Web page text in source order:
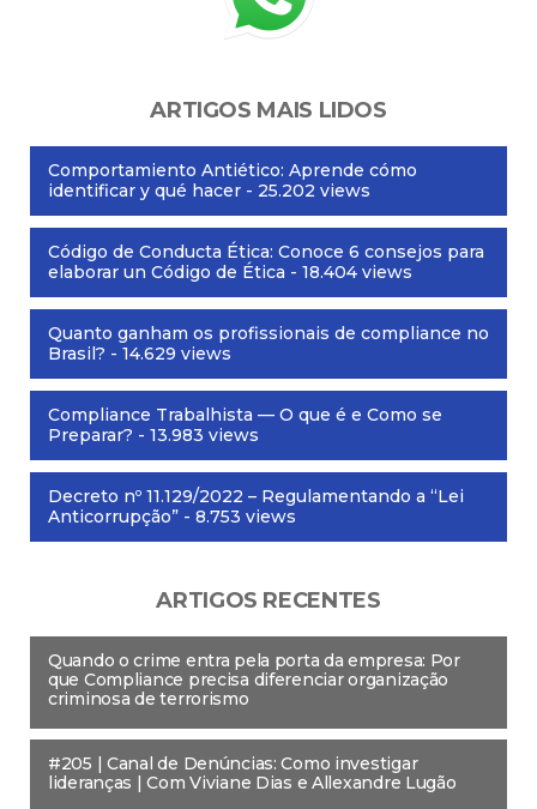
ARTIGOS MAIS LIDOS
Comportamiento Antiético: Aprende cómo
identificar y qué hacer - 25.202 views
Código de Conducta Ética: Conoce 6 consejos para
elaborar un Código de Ética - 18.404 views
Quanto ganham os profissionais de compliance no
Brasil? - 14.629 views
Compliance Trabalhista — O que é e Como se
Preparar? - 13.983 views
Decreto nº 11.129/2022 – Regulamentando a “Lei
Anticorrupção” - 8.753 views
ARTIGOS RECENTES
Quando o crime entra pela porta da empresa: Por
que Compliance precisa diferenciar organização
criminosa de terrorismo
#205 | Canal de Denúncias: Como investigar
lideranças | Com Viviane Dias e Allexandre Lugão